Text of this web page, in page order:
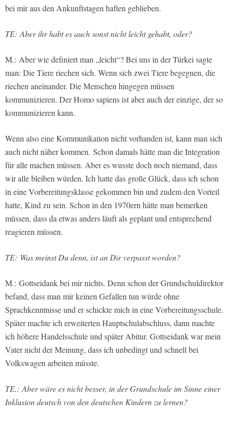
bei mir aus den Ankunftstagen haften geblieben.
TE: Aber ihr habt es auch sonst nicht leicht gehabt, oder?
M.: Aber wie definiert man „leicht“? Bei uns in der Türkei sagte
man: Die Tiere riechen sich. Wenn sich zwei Tiere begegnen, die
riechen aneinander. Die Menschen hingegen müssen
kommunizieren. Der Homo sapiens ist aber auch der einzige, der so
kommunizieren kann.
Wenn also eine Kommunikation nicht vorhanden ist, kann man sich
auch nicht näher kommen. Schon damals hätte man die Integration
für alle machen müssen. Aber es wusste doch noch niemand, dass
wir alle bleiben würden. Ich hatte das große Glück, dass ich schon
in eine Vorbereitungsklasse gekommen bin und zudem den Vorteil
hatte, Kind zu sein. Schon in den 1970ern hätte man bemerken
müssen, dass da etwas anders läuft als geplant und entsprechend
reagieren müssen.
TE: Was meinst Du denn, ist an Dir verpasst worden?
M.: Gottseidank bei mir nichts. Denn schon der Grundschuldirektor
befand, dass man mir keinen Gefallen tun würde ohne
Sprachkenntnisse und er schickte mich in eine Vorbereitungsschule.
Später machte ich erweiterten Hauptschulabschluss, dann machte
ich höhere Handelsschule und später Abitur. Gottseidank war mein
Vater nicht der Meinung, dass ich unbedingt und schnell bei
Volkswagen arbeiten müsste.
TE.: Aber wäre es nicht besser, in der Grundschule im Sinne einer
Inklusion deutsch von den deutschen Kindern zu lernen?